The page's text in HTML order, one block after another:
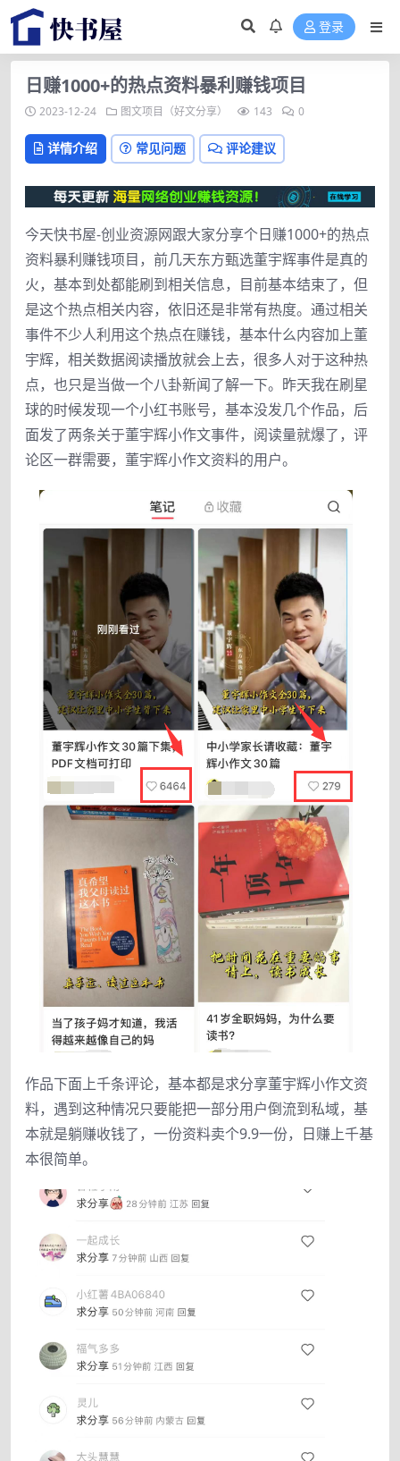
登录
日赚1000+的热点资料暴利赚钱项目
2023-12-24 图文项目（好文分享） 143 0
详情介绍 常见问题 评论建议
今天快书屋-创业资源网跟大家分享个日赚1000+的热点
资料暴利赚钱项目，前几天东方甄选董宇辉事件是真的
火，基本到处都能刷到相关信息，目前基本结束了，但
是这个热点相关内容，依旧还是非常有热度。通过相关
事件不少人利用这个热点在赚钱，基本什么内容加上董
宇辉，相关数据阅读播放就会上去，很多人对于这种热
点，也只是当做一个八卦新闻了解一下。昨天我在刷星
球的时候发现一个小红书账号，基本没发几个作品，后
面发了两条关于董宇辉小作文事件，阅读量就爆了，评
论区一群需要，董宇辉小作文资料的用户。
作品下面上千条评论，基本都是求分享董宇辉小作文资
料，遇到这种情况只要能把一部分用户倒流到私域，基
本就是躺赚收钱了，一份资料卖个9.9一份，日赚上千基
本很简单。